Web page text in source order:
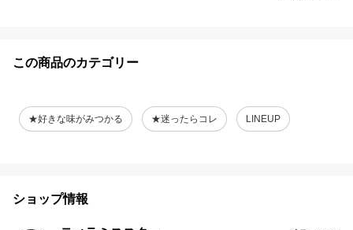
この商品のカテゴリー
★好きな味がみつかる ★迷ったらコレ LINEUP
ショップ情報